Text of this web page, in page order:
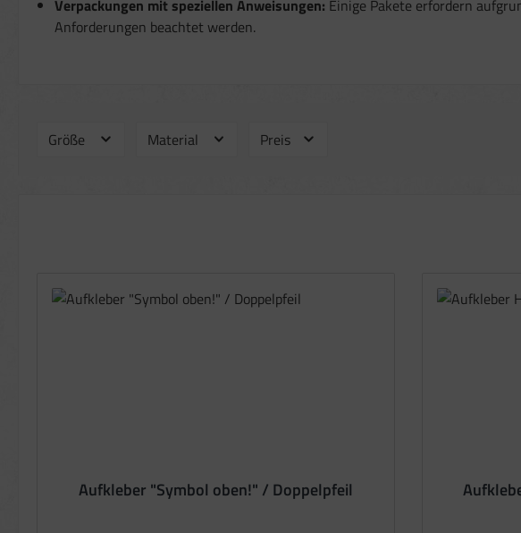
Verpackungen mit speziellen Anweisungen: Einige Pakete erfordern
Anforderungen beachtet werden.
Größe Material Preis
Aufkleber "Symbol oben!" / Doppelpfeil